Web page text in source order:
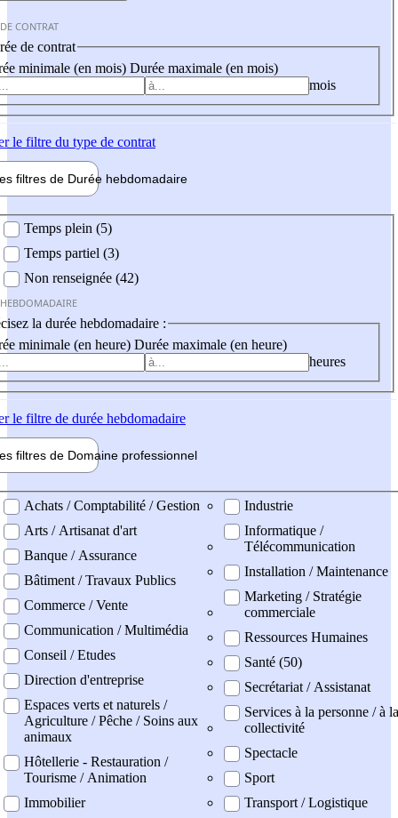
CONTRAT
de contrat
minimale (en mois) Durée maximale (en mois)
mois
le filtre du type de contrat
filtres de Durée hebdomadaire
Temps plein (5)
Temps partiel (3)
Non renseignée (42)
la durée hebdomadaire :
minimale (en heure) Durée maximale (en heure)
heures
le filtre de durée hebdomadaire
filtres de Domaine professionnel
professionel
Achats / Comptabilité / Gestion
Arts / Artisanat d'art
Banque / Assurance
Bâtiment / Travaux Publics
Commerce / Vente
Communication / Multimédia
Conseil / Etudes
Direction d'entreprise
Espaces verts et naturels /
Agriculture / Pêche / Soins aux
animaux
Hôtellerie - Restauration /
Tourisme / Animation
Immobilier
Industrie
Informatique /
Télécommunication
Installation / Maintenance
Marketing / Stratégie
commerciale
Ressources Humaines
Santé (50)
Secrétariat / Assistanat
Services à la personne / à la
collectivité
Spectacle
Sport
Transport / Logistique